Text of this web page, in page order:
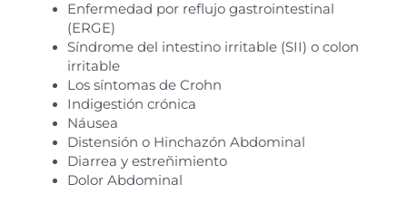
Enfermedad por reflujo gastrointestinal
(ERGE)
Síndrome del intestino irritable (SII) o colon
irritable
Los síntomas de Crohn
Indigestión crónica
Náusea
Distensión o Hinchazón Abdominal
Diarrea y estreñimiento
Dolor Abdominal